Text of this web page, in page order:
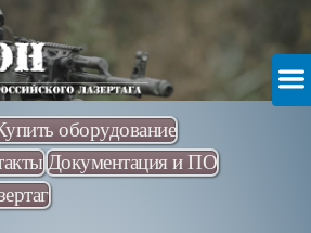
оборудование
Документация и ПО